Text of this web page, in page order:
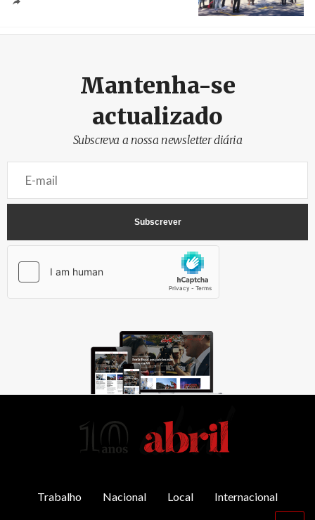
Mantenha-se
actualizado
Subscreva a nossa newsletter diária
Trabalho Nacional Local
Internacional